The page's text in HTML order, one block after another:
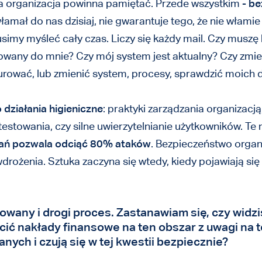
organizacja powinna pamiętać. Przede wszystkim -
do nas dzisiaj, nie gwarantuje tego, że nie
myśleć cały czas. Liczy się każdy mail. Czy muszę
do mnie? Czy mój system jest aktualny? Czy
lub zmienić system, procesy, sprawdzić moich
higieniczne: praktyki zarządzania
czy silne uwierzytelnianie użytkowników. Te
pozwala odciąć 80% ataków. Bezpieczeństwo
Sztuka zaczyna się wtedy, kiedy pojawiają
i drogi proces. Zastanawiam się, czy
nakłady finansowe na ten obszar z uwagi na
i czują się w tej kwestii bezpiecznie?